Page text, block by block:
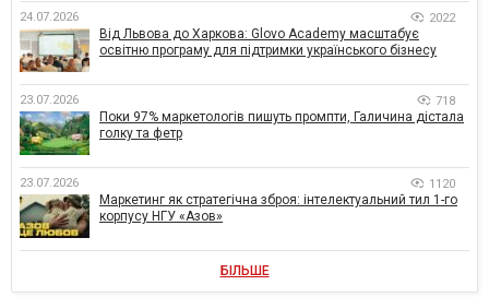
24.07.2026 2022
Від Львова до Харкова: Glovo Academy масштабує
освітню програму для підтримки українського бізнесу
23.07.2026 718
Поки 97% маркетологів пишуть промпти, Галичина дістала
голку та фетр
23.07.2026 1120
Маркетинг як стратегічна зброя: інтелектуальний тил 1-го
корпусу НГУ «Азов»
БІЛЬШЕ